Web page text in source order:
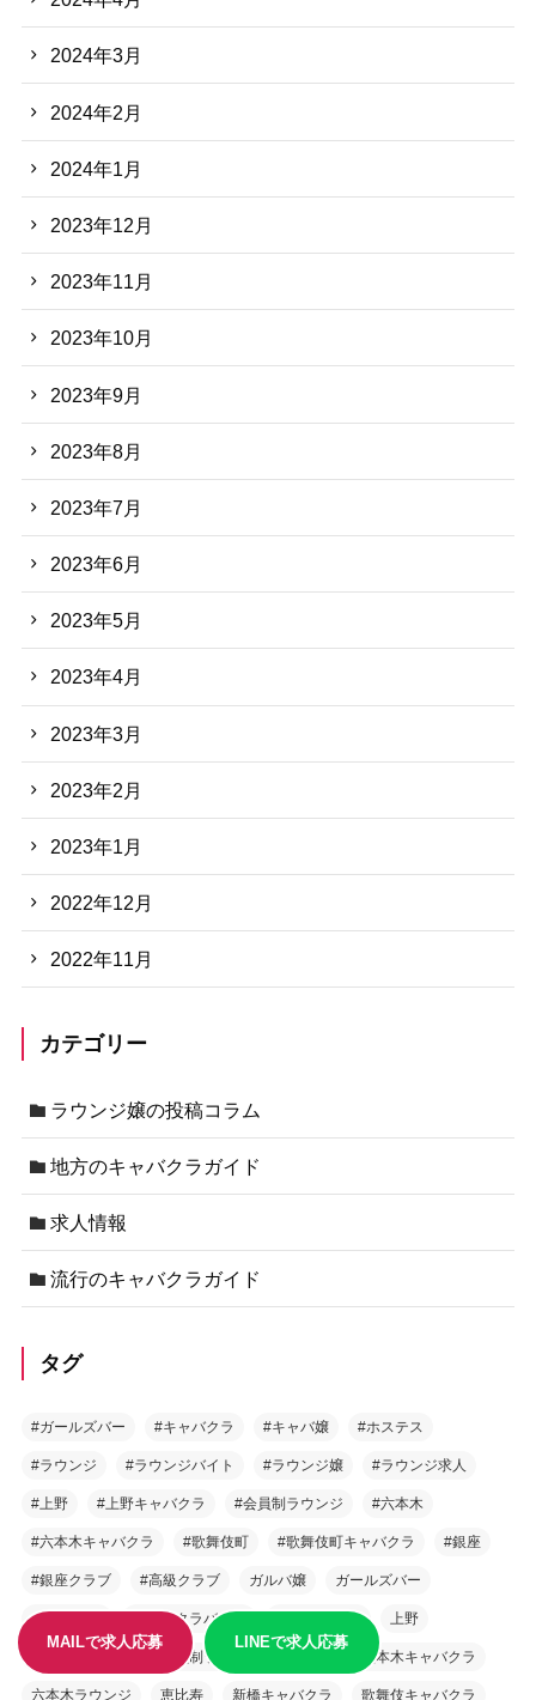
2024年3月
2024年2月
2024年1月
2023年12月
2023年11月
2023年10月
2023年9月
2023年8月
2023年7月
2023年6月
2023年5月
2023年4月
2023年3月
2023年2月
2023年1月
2022年12月
2022年11月
カテゴリー
ラウンジ嬢の投稿コラム
地方のキャバクラガイド
求人情報
流行のキャバクラガイド
タグ
#ガールズバー #キャバクラ #キャバ嬢 #ホステス
#ラウンジ #ラウンジバイト #ラウンジ嬢 #ラウンジ求人
#上野 #上野キャバクラ #会員制ラウンジ #六本木
#六本木キャバクラ #歌舞伎町 #歌舞伎町キャバクラ #銀座
#銀座クラブ #高級クラブ ガルバ嬢 ガールズバー
キャバクラ キャバクラバイト ラウンジ求人 上野
会員制ラウンジ 六本木キャバクラ
六本木ラウンジ 恵比寿 新橋キャバクラ 歌舞伎キャバクラ
MAILで求人応募 LINEで求人応募